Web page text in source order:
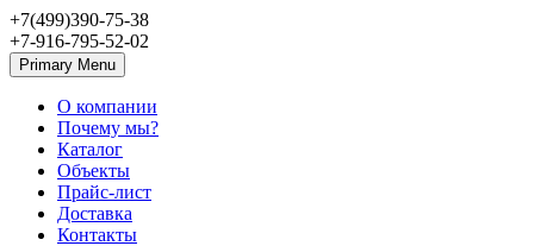
+7(499)390-75-38
+7-916-795-52-02
Primary Menu
О компании
Почему мы?
Каталог
Объекты
Прайс-лист
Доставка
Контакты